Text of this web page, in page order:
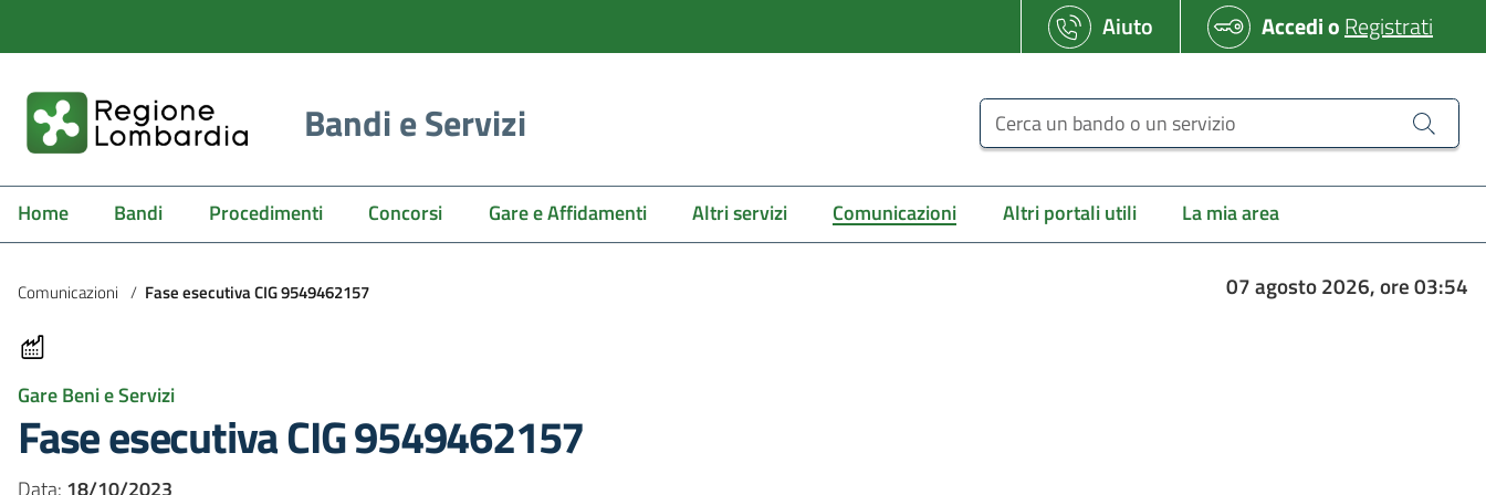
Aiuto AccedioRegistrati
Bandi e Servizi Cerca un bando o un servizio
Home Bandi Procedimenti Concorsi Gare e Affidamenti Altri servizi Comunicazioni Altri portali utili La mia area
Comunicazioni / Fase esecutiva CIG 9549462157 07 agosto 2026, ore 03:54
Gare Beni e Servizi
Fase esecutiva CIG 9549462157
Data: 18/10/2023